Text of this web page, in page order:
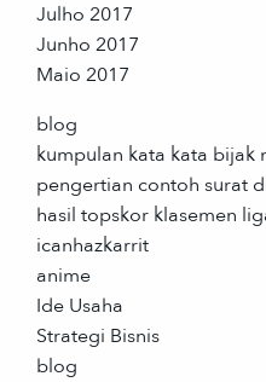
Julho 2017
Junho 2017
Maio 2017
blog
kumpulan kata kata bijak
pengertian contoh surat
hasil topskor klasemen
icanhazkarrit
anime
Ide Usaha
Strategi Bisnis
blog